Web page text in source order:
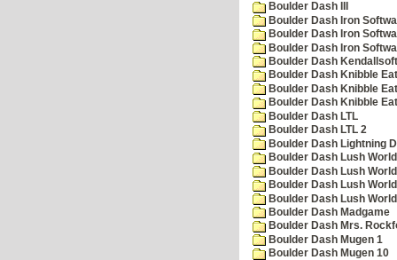
Boulder Dash III
Boulder Dash Iron
Boulder Dash Iron
Boulder Dash Iron
Boulder Dash
Boulder Dash Knibble
Boulder Dash Knibble
Boulder Dash Knibble
Boulder Dash LTL
Boulder Dash LTL 2
Boulder Dash Lightning
Boulder Dash Lush
Boulder Dash Lush
Boulder Dash Lush
Boulder Dash Lush
Boulder Dash Madgame
Boulder Dash Mrs.
Boulder Dash Mugen 1
Boulder Dash Mugen 10